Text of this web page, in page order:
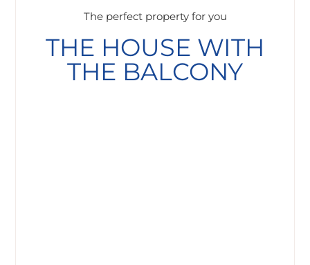
The perfect property for you
THE HOUSE WITH
THE BALCONY